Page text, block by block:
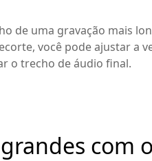
de uma gravação mais
você pode ajustar a
o trecho de áudio final.
com